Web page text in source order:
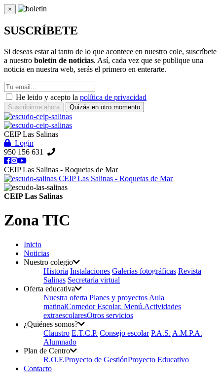
×
Cerrar
SUSCRÍBETE
Si deseas estar al tanto de lo que acontece en nuestro cole, suscríbete
a nuestro boletín de noticias. Así, cada vez que se publique una
noticia en nuestra web, serás el primero en enterarte.
He leido y acepto la política de privacidad
Suscribirme ahora Quizás en otro momento
CEIP Las Salinas
Login
950 156 631
CEIP Las Salinas - Roquetas de Mar
CEIP Las Salinas - Roquetas de Mar
CEIP Las Salinas
Zona TIC
Inicio
Noticias
Nuestro colegio
Historia Instalaciones Galerías fotográficas Revista
Salinas Secretaría virtual
Oferta educativa
Nuestra oferta Planes y proyectos Aula
matinalComedor Escolar. Menú.Actividades
extraescolaresOtros servicios
¿Quiénes somos?
Claustro E.T.C.P. Consejo escolar P.A.S. A.M.P.A.
Alumnado
Plan de Centro
R.O.F.Proyecto de GestiónProyecto Educativo
Contacto